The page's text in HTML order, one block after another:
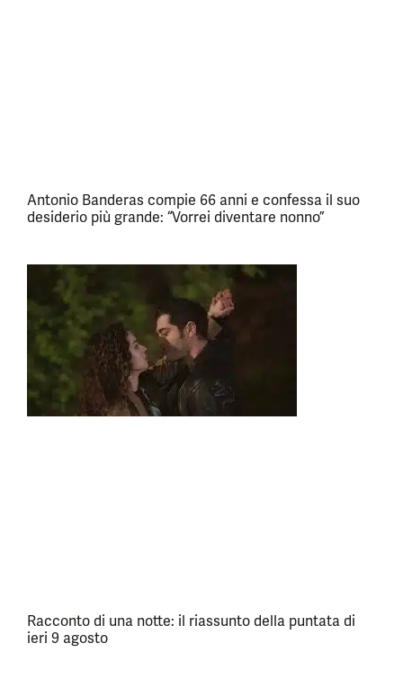
Antonio Banderas compie 66 anni e confessa il suo
desiderio più grande: “Vorrei diventare nonno”
Racconto di una notte: il riassunto della puntata di
ieri 9 agosto